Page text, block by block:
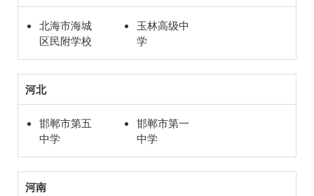
北海市海城
区民附学校
玉林高级中
学
河北
邯郸市第五
中学
邯郸市第一
中学
河南